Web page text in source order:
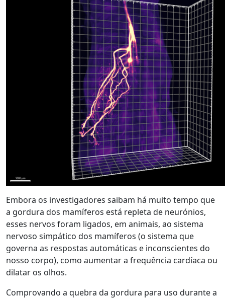
Embora os investigadores saibam há muito tempo que
a gordura dos mamíferos está repleta de neurónios,
esses nervos foram ligados, em animais, ao sistema
nervoso simpático dos mamíferos (o sistema que
governa as respostas automáticas e inconscientes do
nosso corpo), como aumentar a frequência cardíaca ou
dilatar os olhos.
Comprovando a quebra da gordura para uso durante a